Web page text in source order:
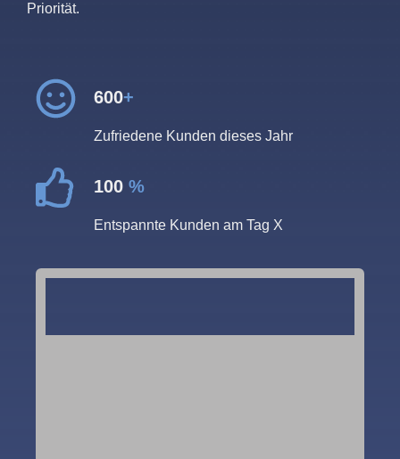
Priorität.
600+
Zufriedene Kunden dieses Jahr
100 %
Entspannte Kunden am Tag X